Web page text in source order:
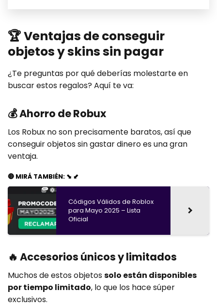
🏆Ventajas de conseguir
objetos y skins sin pagar
¿Te preguntas por qué deberías molestarte en
buscar estos regalos? Aquí te va:
💰Ahorro de Robux
Los Robux no son precisamente baratos, así que
conseguir objetos sin gastar dinero es una gran
ventaja.
🔴 MIRÁ TAMBIÉN: ⬊ ⬋
Códigos Válidos de Roblox
para Mayo 2025 – Lista
Oficial
🔥 Accesorios únicos y limitados
Muchos de estos objetossolo están disponibles
por tiempo limitado, lo que los hace súper
exclusivos.